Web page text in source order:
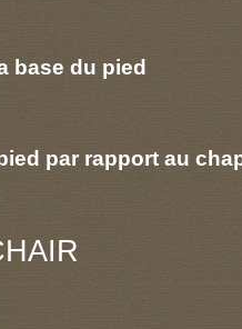
base du pied
par rapport au